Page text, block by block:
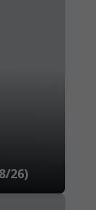
26)